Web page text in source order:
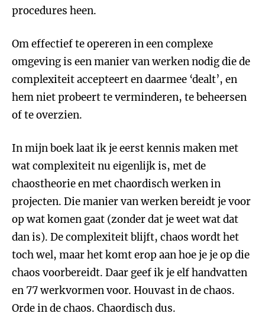
procedures heen.
Om effectief te opereren in een complexe
omgeving is een manier van werken nodig die de
complexiteit accepteert en daarmee ‘dealt’, en
hem niet probeert te verminderen, te beheersen
of te overzien.
In mijn boek laat ik je eerst kennis maken met
wat complexiteit nu eigenlijk is, met de
chaostheorie en met chaordisch werken in
projecten. Die manier van werken bereidt je voor
op wat komen gaat (zonder dat je weet wat dat
dan is). De complexiteit blijft, chaos wordt het
toch wel, maar het komt erop aan hoe je je op die
chaos voorbereidt. Daar geef ik je elf handvatten
en 77 werkvormen voor. Houvast in de chaos.
Orde in de chaos. Chaordisch dus.